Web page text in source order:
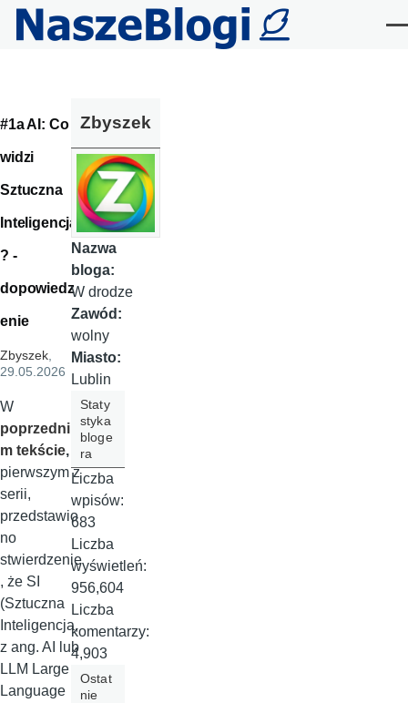
Przejdź do treści
#1a AI: Co
widzi
Sztuczna
Inteligencja
? -
dopowiedz
enie
Zbyszek,
29.05.2026
W
poprzedni
m tekście,
pierwszym z
serii,
przedstawio
no
stwierdzenie
, że SI
(Sztuczna
Inteligencja,
z ang. AI lub
LLM Large
Language
Zbyszek
Nazwa
bloga:
W drodze
Zawód:
wolny
Miasto:
Lublin
Staty
styka
bloge
ra
Liczba
wpisów:
683
Liczba
wyświetleń:
956,604
Liczba
komentarzy:
4,903
Ostat
nie